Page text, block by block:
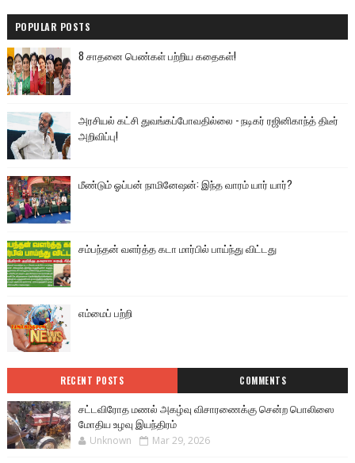
POPULAR POSTS
8 சாதனை பெண்கள் பற்றிய கதைகள்!
அரசியல் கட்சி துவங்கப்போவதில்லை - நடிகர் ரஜினிகாந்த் திடீர்
அறிவிப்பு!
மீண்டும் ஓப்பன் நாமினேஷன்: இந்த வாரம் யார் யார்?
சம்பந்தன் வளர்த்த கடா மார்பில் பாய்ந்து விட்டது
எம்மைப் பற்றி
RECENT POSTS COMMENTS
சட்டவிரோத மணல் அகழ்வு விசாரணைக்கு சென்ற பொலிஸை
மோதிய உழவு இயந்திரம்
Unknown Mar 29, 2026